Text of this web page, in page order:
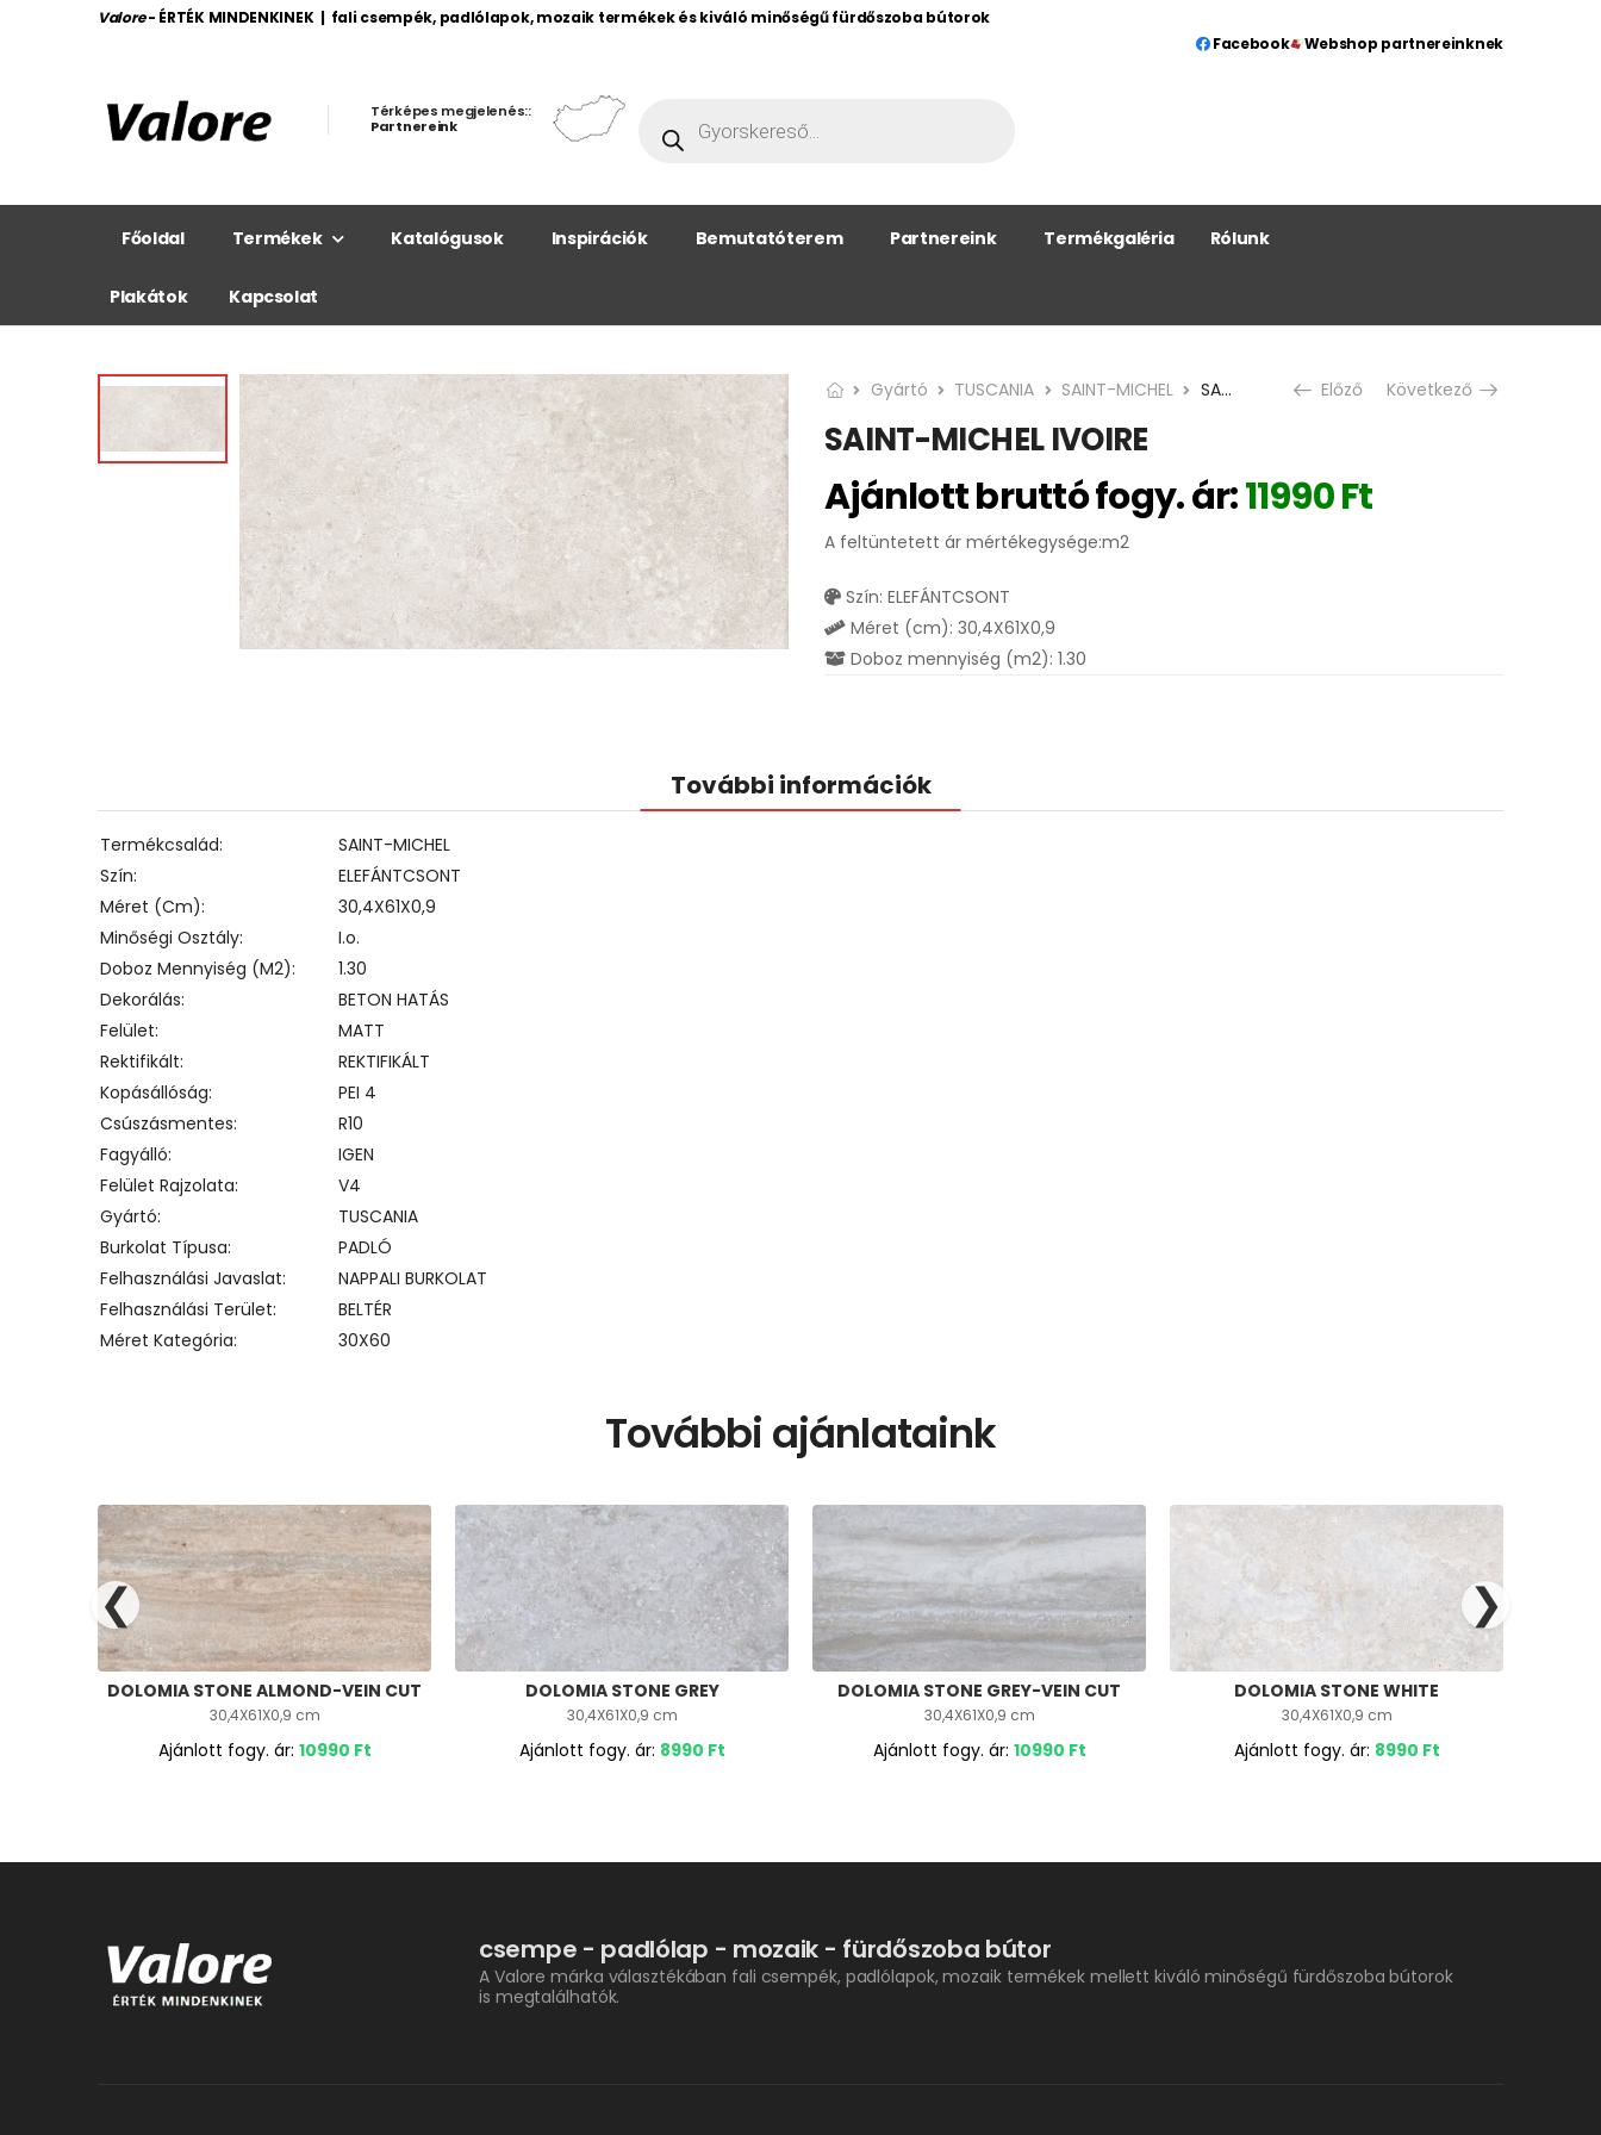
Valore - ÉRTÉK MINDENKINEK | fali csempék, padlólapok, mozaik termékek és kiváló minőségű fürdőszoba bútorok
Facebook
Webshop partnereinknek
Térképes megjelenés::
Partnereink
Főoldal Termékek Katalógusok Inspirációk Bemutatóterem Partnereink Termékgaléria Rólunk
Plakátok Kapcsolat
Gyártó TUSCANIA SAINT-MICHEL SAINT-MICHEL IVOIRE Előző Következő
SAINT-MICHEL IVOIRE
Ajánlott bruttó fogy. ár:11990Ft
A feltüntetett ár mértékegysége:m2
Szín: ELEFÁNTCSONT
Méret (cm): 30,4X61X0,9
Doboz mennyiség (m2): 1.30
További információk
Termékcsalád
SAINT-MICHEL
Szín
ELEFÁNTCSONT
Méret (cm)
30,4X61X0,9
Minőségi Osztály
I.o.
Doboz Mennyiség (m2)
1.30
Dekorálás
BETON HATÁS
Felület
MATT
Rektifikált
REKTIFIKÁLT
Kopásállóság
PEI 4
Csúszásmentes
R10
Fagyálló
IGEN
Felület Rajzolata
V4
Gyártó
TUSCANIA
Burkolat Típusa
PADLÓ
Felhasználási Javaslat
NAPPALI BURKOLAT
Felhasználási Terület
BELTÉR
Méret Kategória
30X60
További ajánlataink
DOLOMIA STONE ALMOND-VEIN CUT
30,4X61X0,9 cm
Ajánlott fogy. ár: 10990 Ft
DOLOMIA STONE GREY
30,4X61X0,9 cm
Ajánlott fogy. ár: 8990 Ft
DOLOMIA STONE GREY-VEIN CUT
30,4X61X0,9 cm
Ajánlott fogy. ár: 10990 Ft
DOLOMIA STONE WHITE
30,4X61X0,9 cm
Ajánlott fogy. ár: 8990 Ft
❮ ❯
csempe - padlólap - mozaik - fürdőszoba bútor
A Valore márka választékában fali csempék, padlólapok, mozaik termékek mellett kiváló minőségű fürdőszoba bútorok
is megtalálhatók.